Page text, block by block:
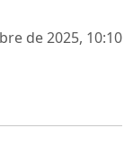
de 2025, 10:10